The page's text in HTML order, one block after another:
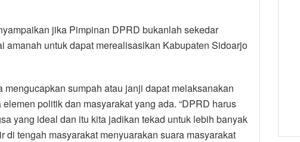
jika Pimpinan DPRD bukanlah sekedar
amanah untuk dapat merealisasikan Kabupaten Sidoarjo
sumpah atau janji dapat melaksanakan
politik dan masyarakat yang ada. “DPRD harus
yang ideal dan itu kita jadikan tekad untuk lebih banyak
tengah masyarakat menyuarakan suara masyarakat